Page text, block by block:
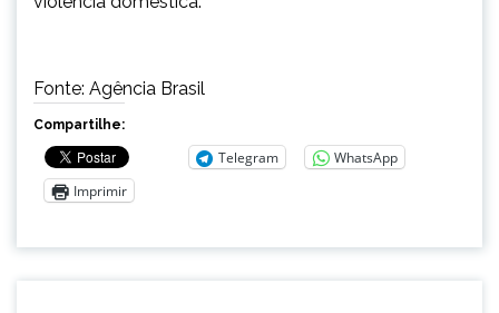
Fonte: Agência Brasil
Compartilhe:
Telegram
WhatsApp
Imprimir